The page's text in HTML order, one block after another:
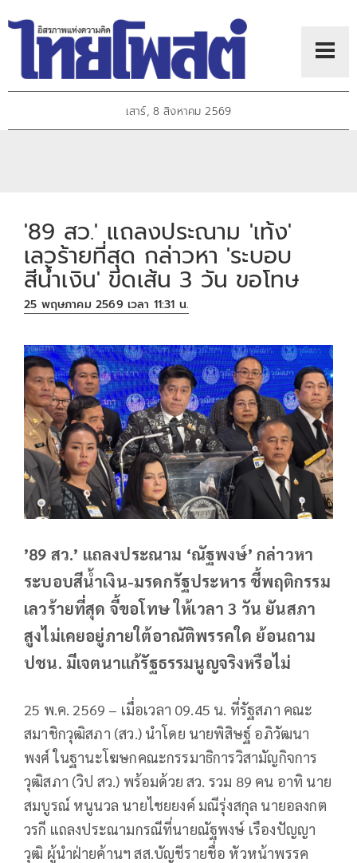
เสาร์, 8 สิงหาคม 2569
'89 สว.' แถลงประณาม 'เท้ง'
เลวร้ายที่สุด กล่าวหา 'ระบอบ
สีน้ำเงิน' ขีดเส้น 3 วัน ขอโทษ
25 พฤษภาคม 2569 เวลา 11:31 น.
’89 สว.’ แถลงประณาม ‘ณัฐพงษ์’ กล่าวหา
ระบอบสีน้ำเงิน-มรดกรัฐประหาร ชี้พฤติกรรม
เลวร้ายที่สุด จี้ขอโทษ ให้เวลา 3 วัน ยันสภา
สูงไม่เคยอยู่ภายใต้อาณัติพรรคใด ย้อนถาม
ปชน. มีเจตนาแก้รัฐธรรมนูญจริงหรือไม่
25 พ.ค. 2569 – เมื่อเวลา 09.45 น. ที่รัฐสภา คณะ
สมาชิกวุฒิสภา (สว.) นำโดย นายพิสิษฐ์ อภิวัฒนา
พงศ์ ในฐานะโฆษกคณะกรรมาธิการวิสามัญกิจการ
วุฒิสภา (วิป สว.) พร้อมด้วย สว. รวม 89 คน อาทิ นาย
สมบูรณ์ หนูนวล นายไชยยงค์ มณีรุ่งสกุล นายอลงกต
วรกี แถลงประณามกรณีที่นายณัฐพงษ์ เรืองปัญญา
วุฒิ ผู้นำฝ่ายค้านฯ สส.บัญชีรายชื่อ หัวหน้าพรรค